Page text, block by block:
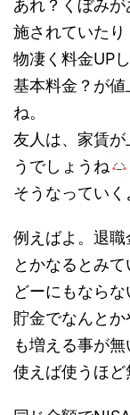
あれ？くぼみ
施されていたり
物凄く料金UP
基本料金？が
ね。
友人は、家賃
うでしょうね
そうなっていく
例えばよ。退
とかなるとみ
どーにもなら
貯金でなんと
も増える事が
使えば使うほど